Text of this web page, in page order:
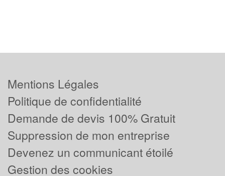
Mentions Légales
Politique de confidentialité
Demande de devis 100% Gratuit
Suppression de mon entreprise
Devenez un communicant étoilé
Gestion des cookies